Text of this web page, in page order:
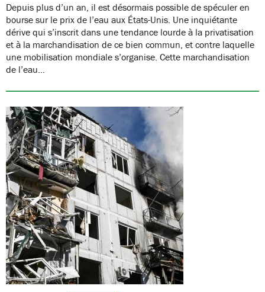
Depuis plus d’un an, il est désormais possible de spéculer en
bourse sur le prix de l’eau aux États-Unis. Une inquiétante
dérive qui s’inscrit dans une tendance lourde à la privatisation
et à la marchandisation de ce bien commun, et contre laquelle
une mobilisation mondiale s’organise. Cette marchandisation
de l’eau…